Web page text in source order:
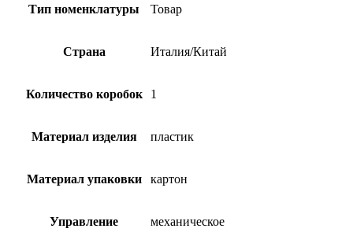
Тип номенклатуры Товар
Страна Италия/Китай
Количество коробок 1
Материал изделия пластик
Материал упаковки картон
Управление механическое